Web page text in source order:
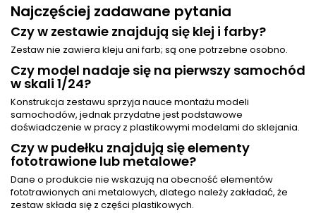
Najczęściej zadawane pytania
Czy w zestawie znajdują się klej i farby?
Zestaw nie zawiera kleju ani farb; są one potrzebne osobno.
Czy model nadaje się na pierwszy samochód
w skali 1/24?
Konstrukcja zestawu sprzyja nauce montażu modeli
samochodów, jednak przydatne jest podstawowe
doświadczenie w pracy z plastikowymi modelami do sklejania.
Czy w pudełku znajdują się elementy
fototrawione lub metalowe?
Dane o produkcie nie wskazują na obecność elementów
fototrawionych ani metalowych, dlatego należy zakładać, że
zestaw składa się z części plastikowych.